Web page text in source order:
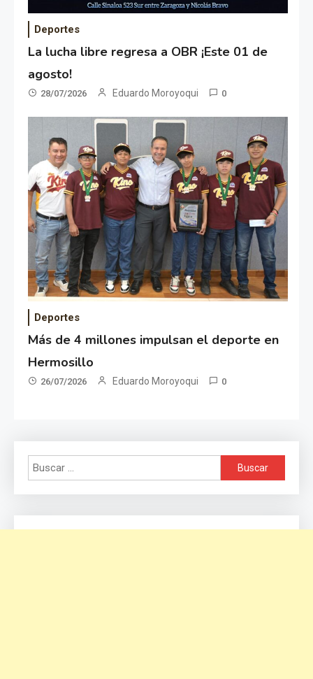
Deportes
La lucha libre regresa a OBR ¡Este 01 de
agosto!
28/07/2026 Eduardo Moroyoqui 0
Deportes
Más de 4 millones impulsan el deporte en
Hermosillo
26/07/2026 Eduardo Moroyoqui 0
Buscar: